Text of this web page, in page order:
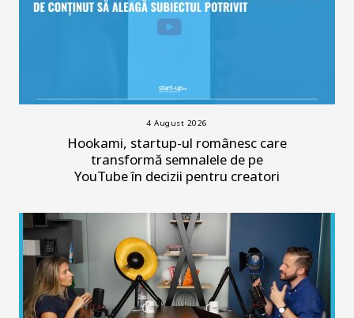
4 August 2026
Hookami, startup-ul românesc care
transformă semnalele de pe
YouTube în decizii pentru creatori